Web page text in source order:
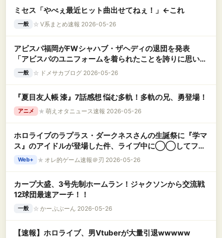
ミセス「やべぇ最近ヒット曲出せてねぇ！」←これ
一般 ☆ V系まとめ速報 2026-05-26
アビスパ福岡がFWシャハブ・ザヘディの退団を発表
「アビスパのユニフォームを着られたことを誇りに思いま
す」
一般 ☆ ドメサカブログ 2026-05-26
『夏目友人帳 漆』7話感想 悩む多軌！多軌の兄、勇登場！
アニメ ★ 萌えオタニュース速報 2026-05-26
ホロライブのラプラス・ダークネスさんの生誕祭に『学マ
ス』のアイドルが登場した件、ライブ中に◯◯してファ
ンブチギレ「控えめに言ってキモい」「二度とファン名乗
るな」
Web+ ★ オレ的ゲーム速報＠刃 2026-05-26
カープ大盛、3号先制ホームラン！ジャクソンから交流戦
12球団最速アーチ！！
一般 ☆ かーぷぶーん 2026-05-26
【速報】ホロライブ、男Vtuberが大量引退wwwww